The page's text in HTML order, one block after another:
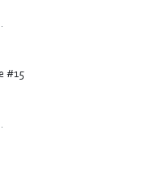
#15